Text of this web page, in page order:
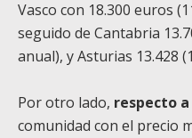
Vasco con 18.300 euros
seguido de Cantabria
anual), y Asturias 13.428
Por otro lado, respecto
comunidad con el precio